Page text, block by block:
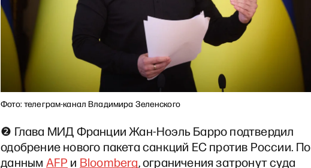
Фото: телеграм-канал Владимира Зеленского
❷ Глава МИД Франции Жан-Ноэль Барро подтвердил
одобрение нового пакета санкций ЕС против России. По
данным AFP и Bloomberg, ограничения затронут суда